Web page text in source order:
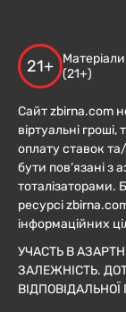
21+ (21+)
Сайт zbirna.com
віртуальні
оплату ставок
бути пов’язані з
тоталізаторами.
ресурсі
інформаційних
УЧАСТЬ В
ЗАЛЕЖНІСТЬ.
ВІДПОВІДАЛЬНОЇ